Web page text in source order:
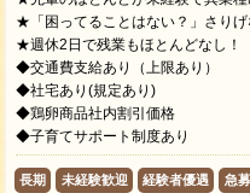
★「困ってることはない？」さり
★週休2日で残業もほとんどなし！
◆交通費支給あり（上限あり）
◆社宅あり(規定あり)
◆鶏卵商品社内割引価格
◆子育てサポート制度あり
長期 未経験歓迎 経験者優遇 急募